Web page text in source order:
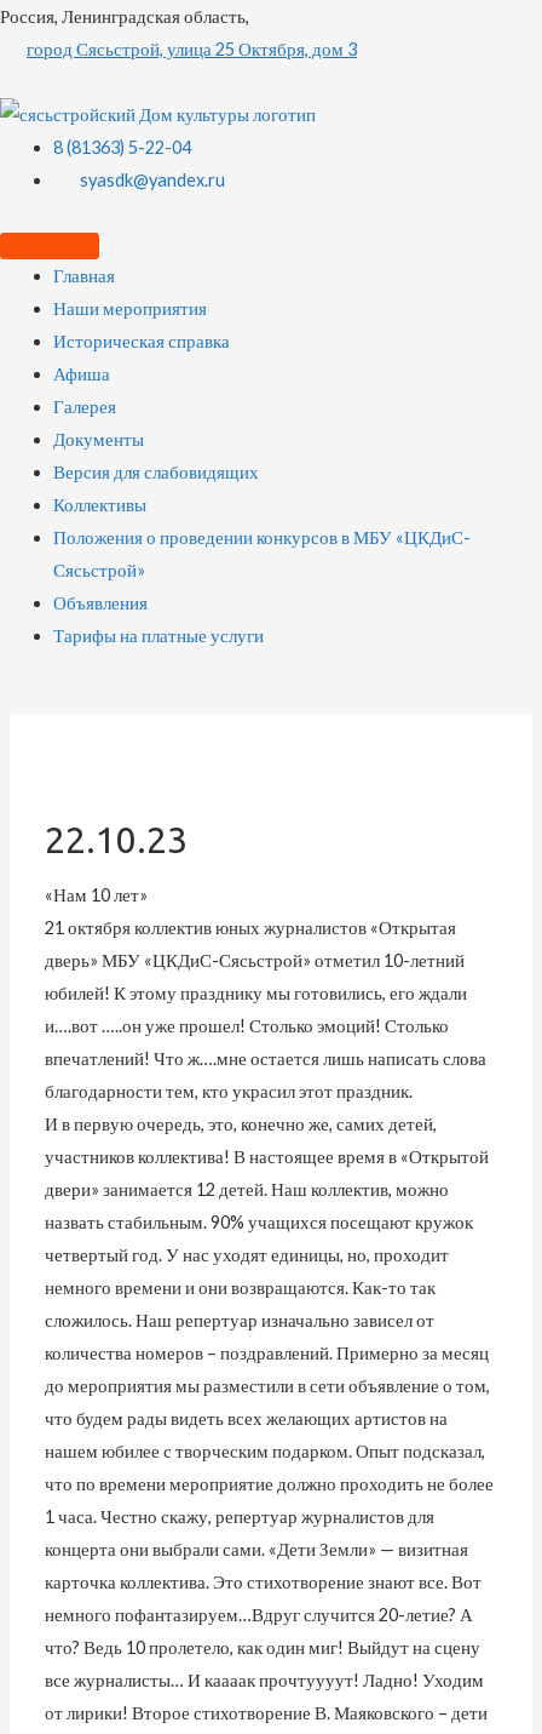
Россия, Ленинградская область,
город Сясьстрой, улица 25 Октября, дом 3
8 (81363) 5-22-04
syasdk@yandex.ru
Главная
Наши мероприятия
Историческая справка
Афиша
Галерея
Документы
Версия для слабовидящих
Коллективы
Положения о проведении конкурсов в МБУ «ЦКДиС-
Сясьстрой»
Объявления
Тарифы на платные услуги
22.10.23
«Нам 10 лет»
21 октября коллектив юных журналистов «Открытая
дверь» МБУ «ЦКДиС-Сясьстрой» отметил 10-летний
юбилей! К этому празднику мы готовились, его ждали
и….вот …..он уже прошел! Столько эмоций! Столько
впечатлений! Что ж….мне остается лишь написать слова
благодарности тем, кто украсил этот праздник.
И в первую очередь, это, конечно же, самих детей,
участников коллектива! В настоящее время в «Открытой
двери» занимается 12 детей. Наш коллектив, можно
назвать стабильным. 90% учащихся посещают кружок
четвертый год. У нас уходят единицы, но, проходит
немного времени и они возвращаются. Как-то так
сложилось. Наш репертуар изначально зависел от
количества номеров – поздравлений. Примерно за месяц
до мероприятия мы разместили в сети объявление о том,
что будем рады видеть всех желающих артистов на
нашем юбилее с творческим подарком. Опыт подсказал,
что по времени мероприятие должно проходить не более
1 часа. Честно скажу, репертуар журналистов для
концерта они выбрали сами. «Дети Земли» — визитная
карточка коллектива. Это стихотворение знают все. Вот
немного пофантазируем…Вдруг случится 20-летие? А
что? Ведь 10 пролетело, как один миг! Выйдут на сцену
все журналисты… И каааак прочтуууут! Ладно! Уходим
от лирики! Второе стихотворение В. Маяковского – дети